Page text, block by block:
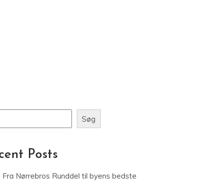
Søg
Posts
Fra Nørrebros Runddel til byens bedste